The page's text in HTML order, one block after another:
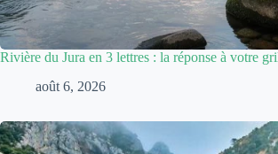
Rivière du Jura en 3 lettres : la réponse à votre
août 6, 2026